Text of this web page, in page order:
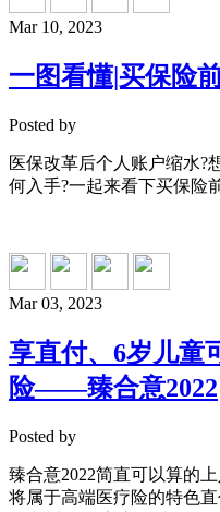
Mar 10, 2023
一图看懂|买保险
Posted by
医保改革后个人账户缩水?
何入手?一起来看下买保险
Mar 03, 2023
享直付、6岁儿童
险——臻合意2022
Posted by
臻合意2022简直可以算的
将属于高端医疗险的特色